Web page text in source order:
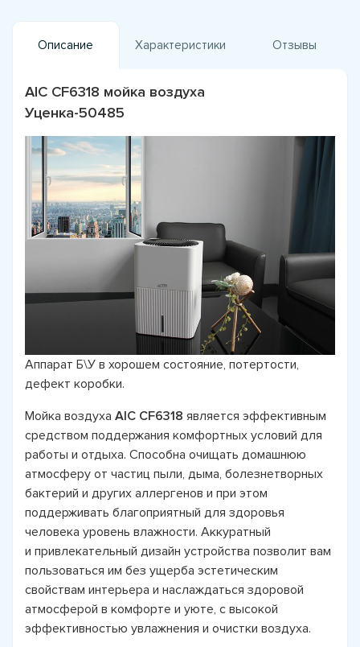
Описание Характеристики Отзывы
AIC CF6318 мойка воздуха
Уценка-50485
Аппарат Б\У в хорошем состояние, потертости,
дефект коробки.
Мойка воздуха AIC CF6318 является эффективным
средством поддержания комфортных условий для
работы и отдыха. Способна очищать домашнюю
атмосферу от частиц пыли, дыма, болезнетворных
бактерий и других аллергенов и при этом
поддерживать благоприятный для здоровья
человека уровень влажности. Аккуратный
и привлекательный дизайн устройства позволит вам
пользоваться им без ущерба эстетическим
свойствам интерьера и наслаждаться здоровой
атмосферой в комфорте и уюте, с высокой
эффективностью увлажнения и очистки воздуха.